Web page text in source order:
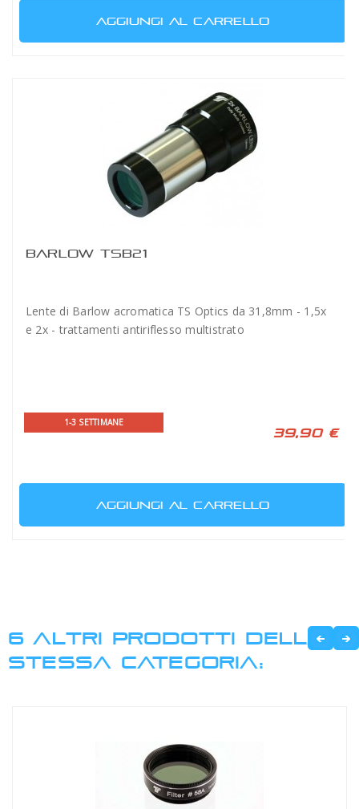
AGGIUNGI AL CARRELLO
BARLOW TSB21
Lente di Barlow acromatica TS Optics da 31,8mm - 1,5x
e 2x - trattamenti antiriflesso multistrato
1-3 SETTIMANE
39,90 €
AGGIUNGI AL CARRELLO
6 ALTRI PRODOTTI DELLA
STESSA CATEGORIA: